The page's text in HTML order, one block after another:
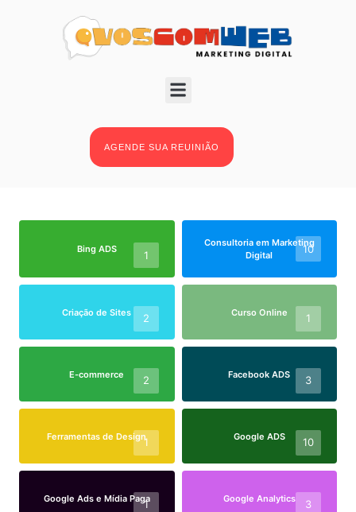
AGENDE SUA REUINIÃO
BLOG
Bing ADS 1
Consultoria em Marketing
Digital
10
Criação de Sites 2 Curso Online 1
E-commerce 2 Facebook ADS 3
Ferramentas de Design1 Google ADS 10
Google Ads e Mídia Paga
1 Google Analytics 3